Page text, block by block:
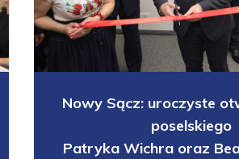
Nowy Sącz: uroczyste
poselskiego
Patryka Wichra oraz